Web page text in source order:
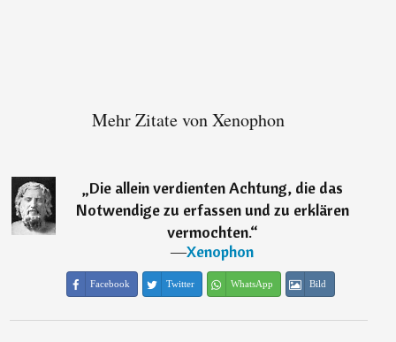
Mehr Zitate von Xenophon
„Die allein verdienten Achtung, die das
Notwendige zu erfassen und zu erklären
vermochten.“
―Xenophon
Facebook Twitter WhatsApp Bild